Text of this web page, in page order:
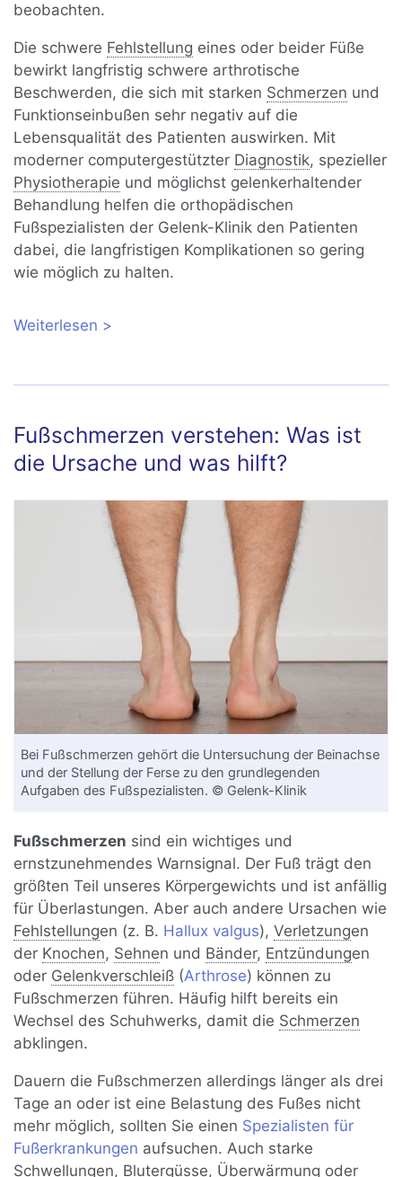
beobachten.
Die schwere Fehlstellung eines oder beider Füße
bewirkt langfristig schwere arthrotische
Beschwerden, die sich mit starken Schmerzen und
Funktionseinbußen sehr negativ auf die
Lebensqualität des Patienten auswirken. Mit
moderner computergestützter Diagnostik, spezieller
Physiotherapie und möglichst gelenkerhaltender
Behandlung helfen die orthopädischen
Fußspezialisten der Gelenk-Klinik den Patienten
dabei, die langfristigen Komplikationen so gering
wie möglich zu halten.
Weiterlesen über Klumpfuß bei Erwachsenen:
Fußschmerzen verstehen: Was ist
die Ursache und was hilft?
Bei Fußschmerzen gehört die Untersuchung der Beinachse
und der Stellung der Ferse zu den grundlegenden
Aufgaben des Fußspezialisten. © Gelenk-Klinik
Fußschmerzen sind ein wichtiges und
ernstzunehmendes Warnsignal. Der Fuß trägt den
größten Teil unseres Körpergewichts und ist anfällig
für Überlastungen. Aber auch andere Ursachen wie
Fehlstellungen (z. B. Hallux valgus),Verletzungen
der Knochen, Sehnen und Bänder, Entzündungen
oder Gelenkverschleiß (Arthrose) können zu
Fußschmerzen führen. Häufig hilft bereits ein
Wechsel des Schuhwerks, damit die Schmerzen
abklingen.
Dauern die Fußschmerzen allerdings länger als drei
Tage an oder ist eine Belastung des Fußes nicht
mehr möglich, sollten Sie einen Spezialisten für
Fußerkrankungen aufsuchen. Auch starke
Schwellungen, Blutergüsse, Überwärmung oder